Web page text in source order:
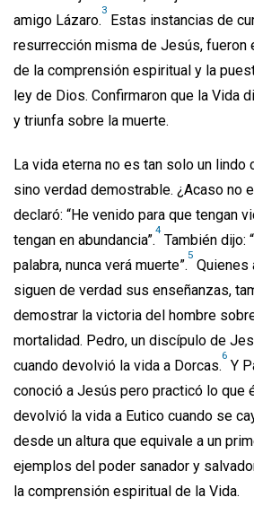
amigo Lázaro.
3
Estas instancias de
resurrección misma de Jesús, fueron
de la comprensión espiritual y la
ley de Dios. Confirmaron que la Vida
y triunfa sobre la muerte.
La vida eterna no es tan solo un lindo
sino verdad demostrable. ¿Acaso no
declaró: “He venido para que tengan
tengan en abundancia”.
4
También dijo:
palabra, nunca verá muerte”.
5
Quienes
siguen de verdad sus enseñanzas,
demostrar la victoria del hombre
mortalidad. Pedro, un discípulo de
cuando devolvió la vida a Dorcas.
6
Y
conoció a Jesús pero practicó lo que
devolvió la vida a Eutico cuando se
desde un altura que equivale a un
ejemplos del poder sanador y
la comprensión espiritual de la Vida.